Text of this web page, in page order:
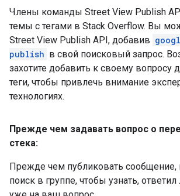
Члены команды Street View Publish
темы с тегами в Stack Overflow. Вы
Street View Publish API, добавив
publish в свой поисковый запрос.
захотите добавить к своему вопросу
теги, чтобы привлечь внимание
технологиях.
Прежде чем задавать вопрос о
стека:
Прежде чем публиковать сообщение,
поиск в группе, чтобы узнать,